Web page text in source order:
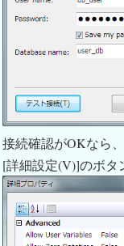
接続確認がOKなら
[詳細設定(V)]のボタ